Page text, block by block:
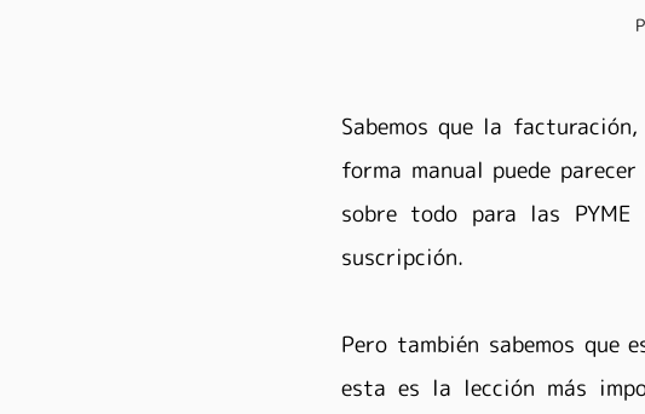
Sabemos que la
forma manual puede
sobre todo para las PYME
suscripción.
Pero también sabemos que
esta es la lección más